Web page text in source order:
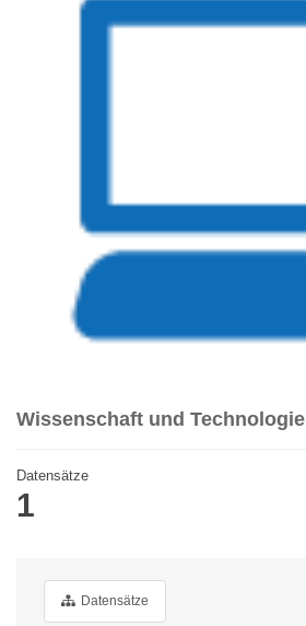
Wissenschaft und Technologie
Datensätze
1
Datensätze